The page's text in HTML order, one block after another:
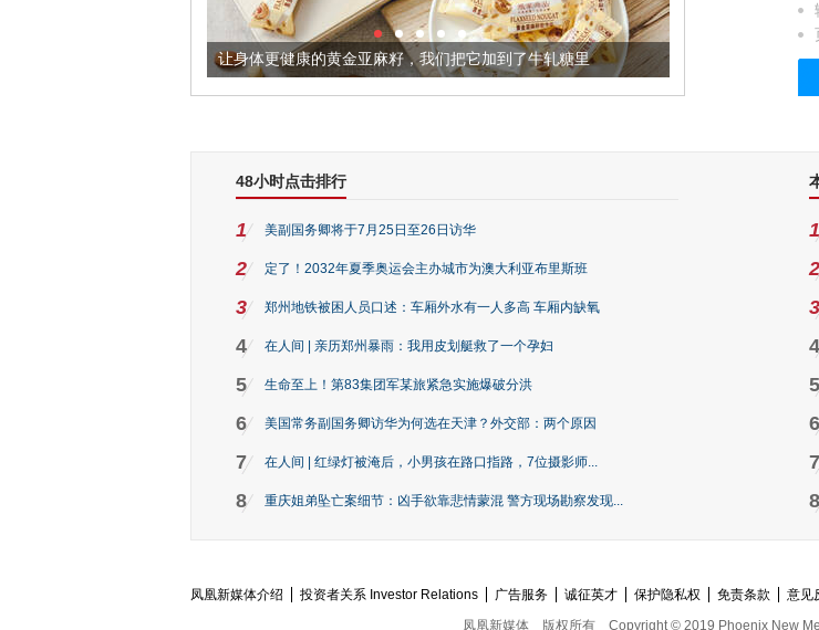
让身体更健康的黄金亚麻籽，我们把它加到了牛轧糖里 被列入佛家七宝的
48小时点击排行
1 美副国务卿将于7月25日至26日访华
2 定了！2032年夏季奥运会主办城市为澳大利亚布里斯班
3 郑州地铁被困人员口述：车厢外水有一人多高 车厢内缺氧
4 在人间 | 亲历郑州暴雨：我用皮划艇救了一个孕妇
5 生命至上！第83集团军某旅紧急实施爆破分洪
6 美国常务副国务卿访华为何选在天津？外交部：两个原因
7 在人间 | 红绿灯被淹后，小男孩在路口指路，7位摄影师...
8 重庆姐弟坠亡案细节：凶手欲靠悲情蒙混 警方现场勘察发现...
1
2
3
4
5
6
7
8
凤凰新媒体介绍 投资者关系 Investor Relations 广告服务 诚征英才 保护隐私权 免责条款 意见
凤凰新媒体
版权所有 Copyright © 2019 Phoenix New